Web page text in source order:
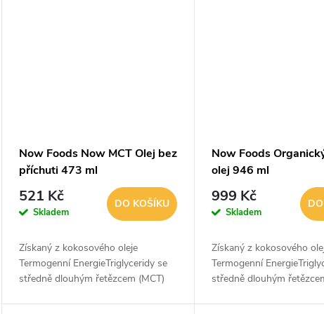
Now Foods Now MCT Olej bez
příchuti 473 ml
521 Kč
Skladem
DO KOŠÍKU
Získaný z kokosového oleje
Termogenní EnergieTriglyceridy se
středně dlouhým řetězcem (MCT)
Now Foods
olej 946 ml
999 Kč
Skladem
Získaný z kokosového
Termogenní
středně dlouhým